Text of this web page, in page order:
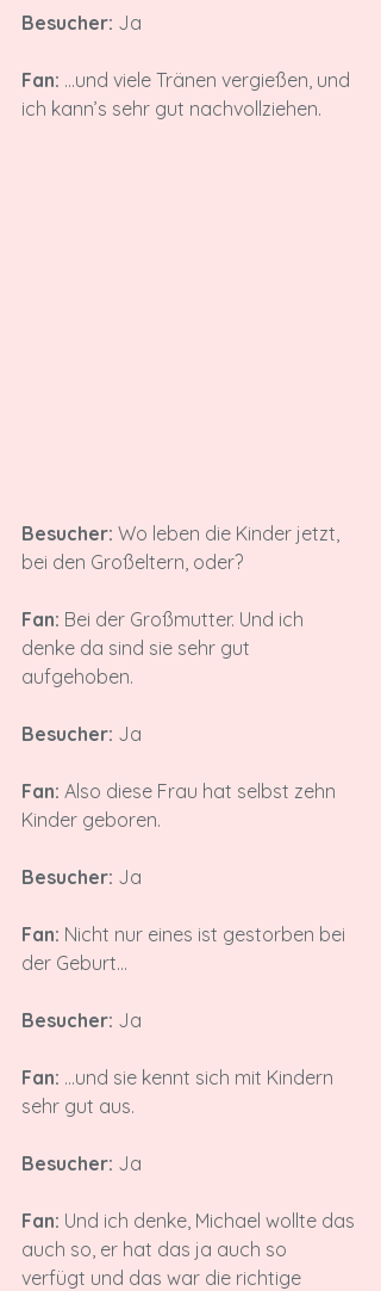
Besucher: Ja
Fan: ...und viele Tränen vergießen, und
ich kann’s sehr gut nachvollziehen.
Besucher: Wo leben die Kinder jetzt,
bei den Großeltern, oder?
Fan: Bei der Großmutter. Und ich
denke da sind sie sehr gut
aufgehoben.
Besucher: Ja
Fan: Also diese Frau hat selbst zehn
Kinder geboren.
Besucher: Ja
Fan: Nicht nur eines ist gestorben bei
der Geburt...
Besucher: Ja
Fan: ...und sie kennt sich mit Kindern
sehr gut aus.
Besucher: Ja
Fan: Und ich denke, Michael wollte das
auch so, er hat das ja auch so
verfügt und das war die richtige